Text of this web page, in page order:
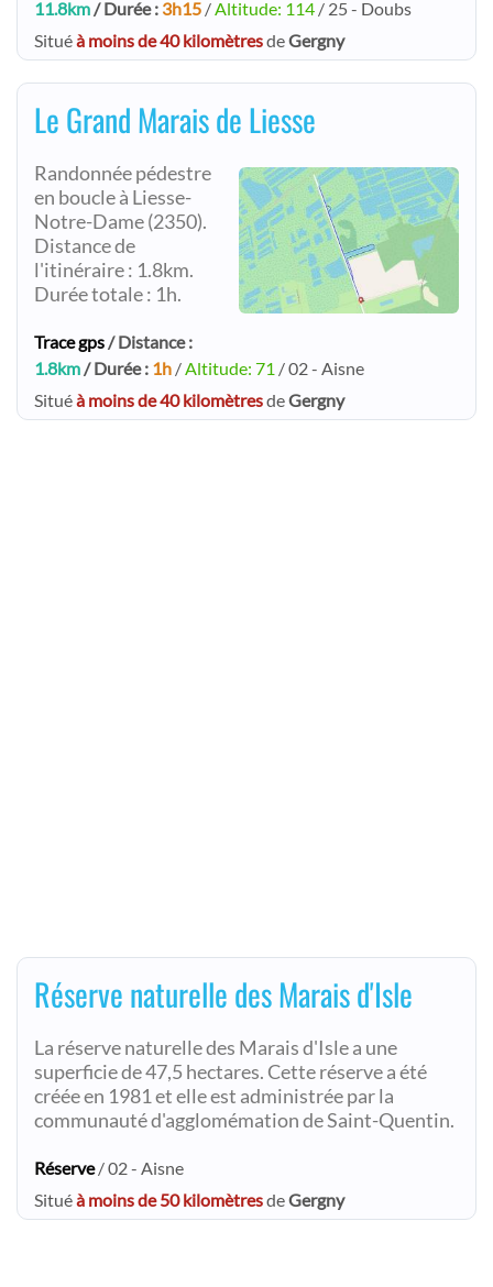
11.8km/ Durée : 3h15 /Altitude: 114 / 25 - Doubs
Situéà moins de 40 kilomètresdeGergny
Le Grand Marais de Liesse
Randonnée pédestre
en boucle à Liesse-
Notre-Dame (2350).
Distance de
l'itinéraire : 1.8km.
Durée totale : 1h.
Trace gps/ Distance :
1.8km/ Durée : 1h /Altitude: 71 / 02 - Aisne
Situéà moins de 40 kilomètresdeGergny
Réserve naturelle des Marais d'Isle
La réserve naturelle des Marais d'Isle a une
superficie de 47,5 hectares. Cette réserve a été
créée en 1981 et elle est administrée par la
communauté d'agglomémation de Saint-Quentin.
Réserve/ 02 - Aisne
Situéà moins de 50 kilomètresdeGergny